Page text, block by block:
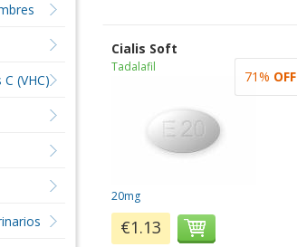
Cialis Soft
Tadalafil
20mg
€1.13
71% OFF
(VHC)